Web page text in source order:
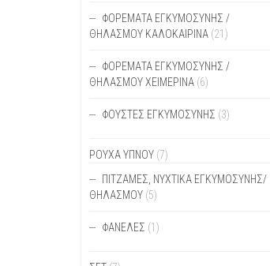
ΦΟΡΈΜΑΤΑ ΕΓΚΥΜΟΣΎΝΗΣ /
ΘΗΛΑΣΜΟΎ ΚΑΛΟΚΑΙΡΙΝΆ (21)
ΦΟΡΈΜΑΤΑ ΕΓΚΥΜΟΣΎΝΗΣ /
ΘΗΛΑΣΜΟΎ ΧΕΙΜΕΡΙΝΆ (6)
ΦΟΎΣΤΕΣ ΕΓΚΥΜΟΣΎΝΗΣ (3)
ΡΟΥΧΑ ΥΠΝΟΥ (7)
ΠΙΤΖΆΜΕΣ, ΝΥΧΤΙΚΆ ΕΓΚΥΜΟΣΎΝΗΣ/
ΘΗΛΑΣΜΟΎ (5)
ΦΑΝΈΛΕΣ (1)